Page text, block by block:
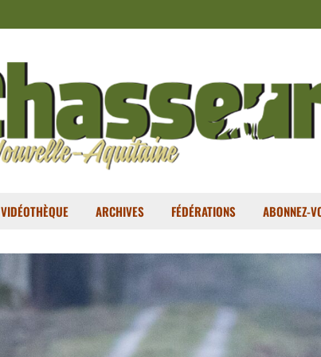
VIDÉOTHÈQUE ARCHIVES FÉDÉRATIONS ABONNEZ-